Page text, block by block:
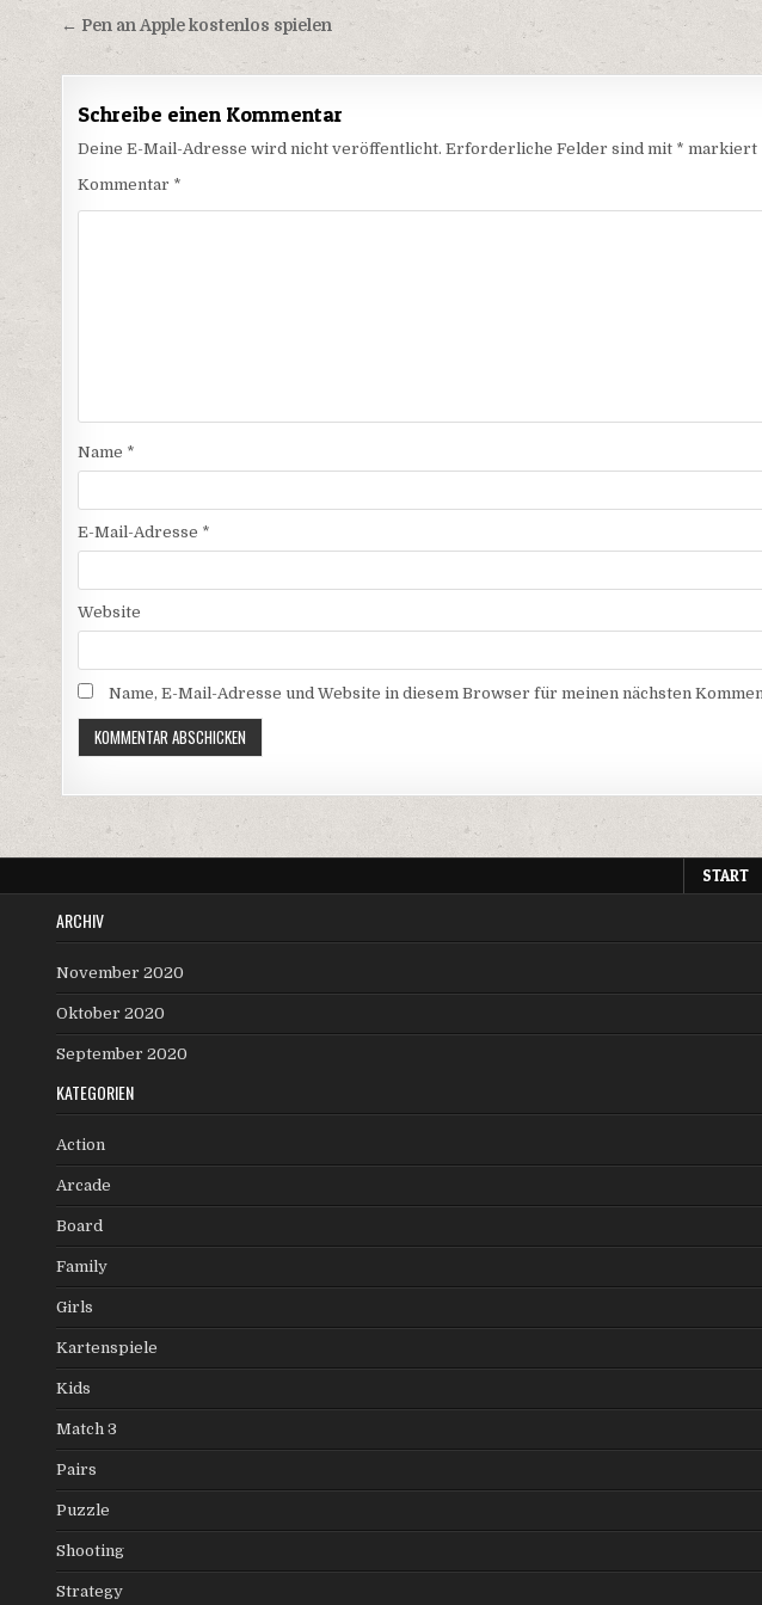
Beitragsnavigation
← Pen an Apple kostenlos spielen
Schreibe einen Kommentar
Deine E-Mail-Adresse wird nicht veröffentlicht. Erforderliche Felder sind mit * markiert
Kommentar *
Name *
E-Mail-Adresse *
Website
Name, E-Mail-Adresse und Website in diesem Browser für meinen nächsten
START
ARCHIV
November 2020
Oktober 2020
September 2020
KATEGORIEN
Action
Arcade
Board
Family
Girls
Kartenspiele
Kids
Match 3
Pairs
Puzzle
Shooting
Strategy